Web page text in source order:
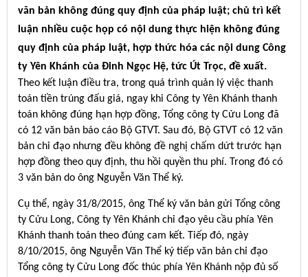
văn bản không đúng quy định của pháp luật; chủ trì kết
luận nhiều cuộc họp có nội dung thực hiện không đúng
quy định của pháp luật, hợp thức hóa các nội dung Công
ty Yên Khánh của Đinh Ngọc Hệ, tức Út Trọc, đề xuất.
Theo kết luận điều tra, trong quá trình quản lý việc thanh
toán tiền trúng đấu giá, ngay khi Công ty Yên Khánh thanh
toán không đúng hạn hợp đồng, Tổng công ty Cửu Long đã
có 12 văn bản báo cáo Bộ GTVT. Sau đó, Bộ GTVT có 12 văn
bản chỉ đạo nhưng đều không đề nghị chấm dứt trước hạn
hợp đồng theo quy định, thu hồi quyền thu phí. Trong đó có
3 văn bản do ông Nguyễn Văn Thể ký.
Cụ thể, ngày 31/8/2015, ông Thể ký văn bản gửi Tổng công
ty Cửu Long, Công ty Yên Khánh chỉ đạo yêu cầu phía Yên
Khánh thanh toán theo đúng cam kết. Tiếp đó, ngày
8/10/2015, ông Nguyễn Văn Thể ký tiếp văn bản chỉ đạo
Tổng công ty Cửu Long đốc thúc phía Yên Khánh nộp đủ số